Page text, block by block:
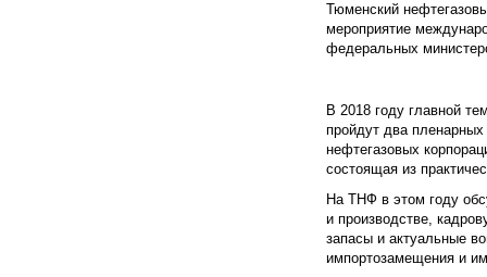
Тюменский
мероприятие
федеральных
В 2018 году главной
пройдут два
нефтегазовых
состоящая из
На ТНФ в этом году
и производстве,
запасы и актуальные
импортозамещения и